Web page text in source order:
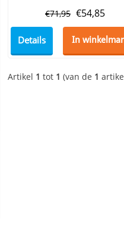
€71,95 €54,85
Details In
Artikel 1 tot 1 (van de 1